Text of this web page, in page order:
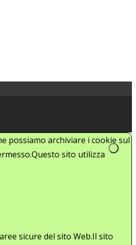
possiamo archiviare i cookie sul
sito utilizza
sicure del sito Web.Il sito